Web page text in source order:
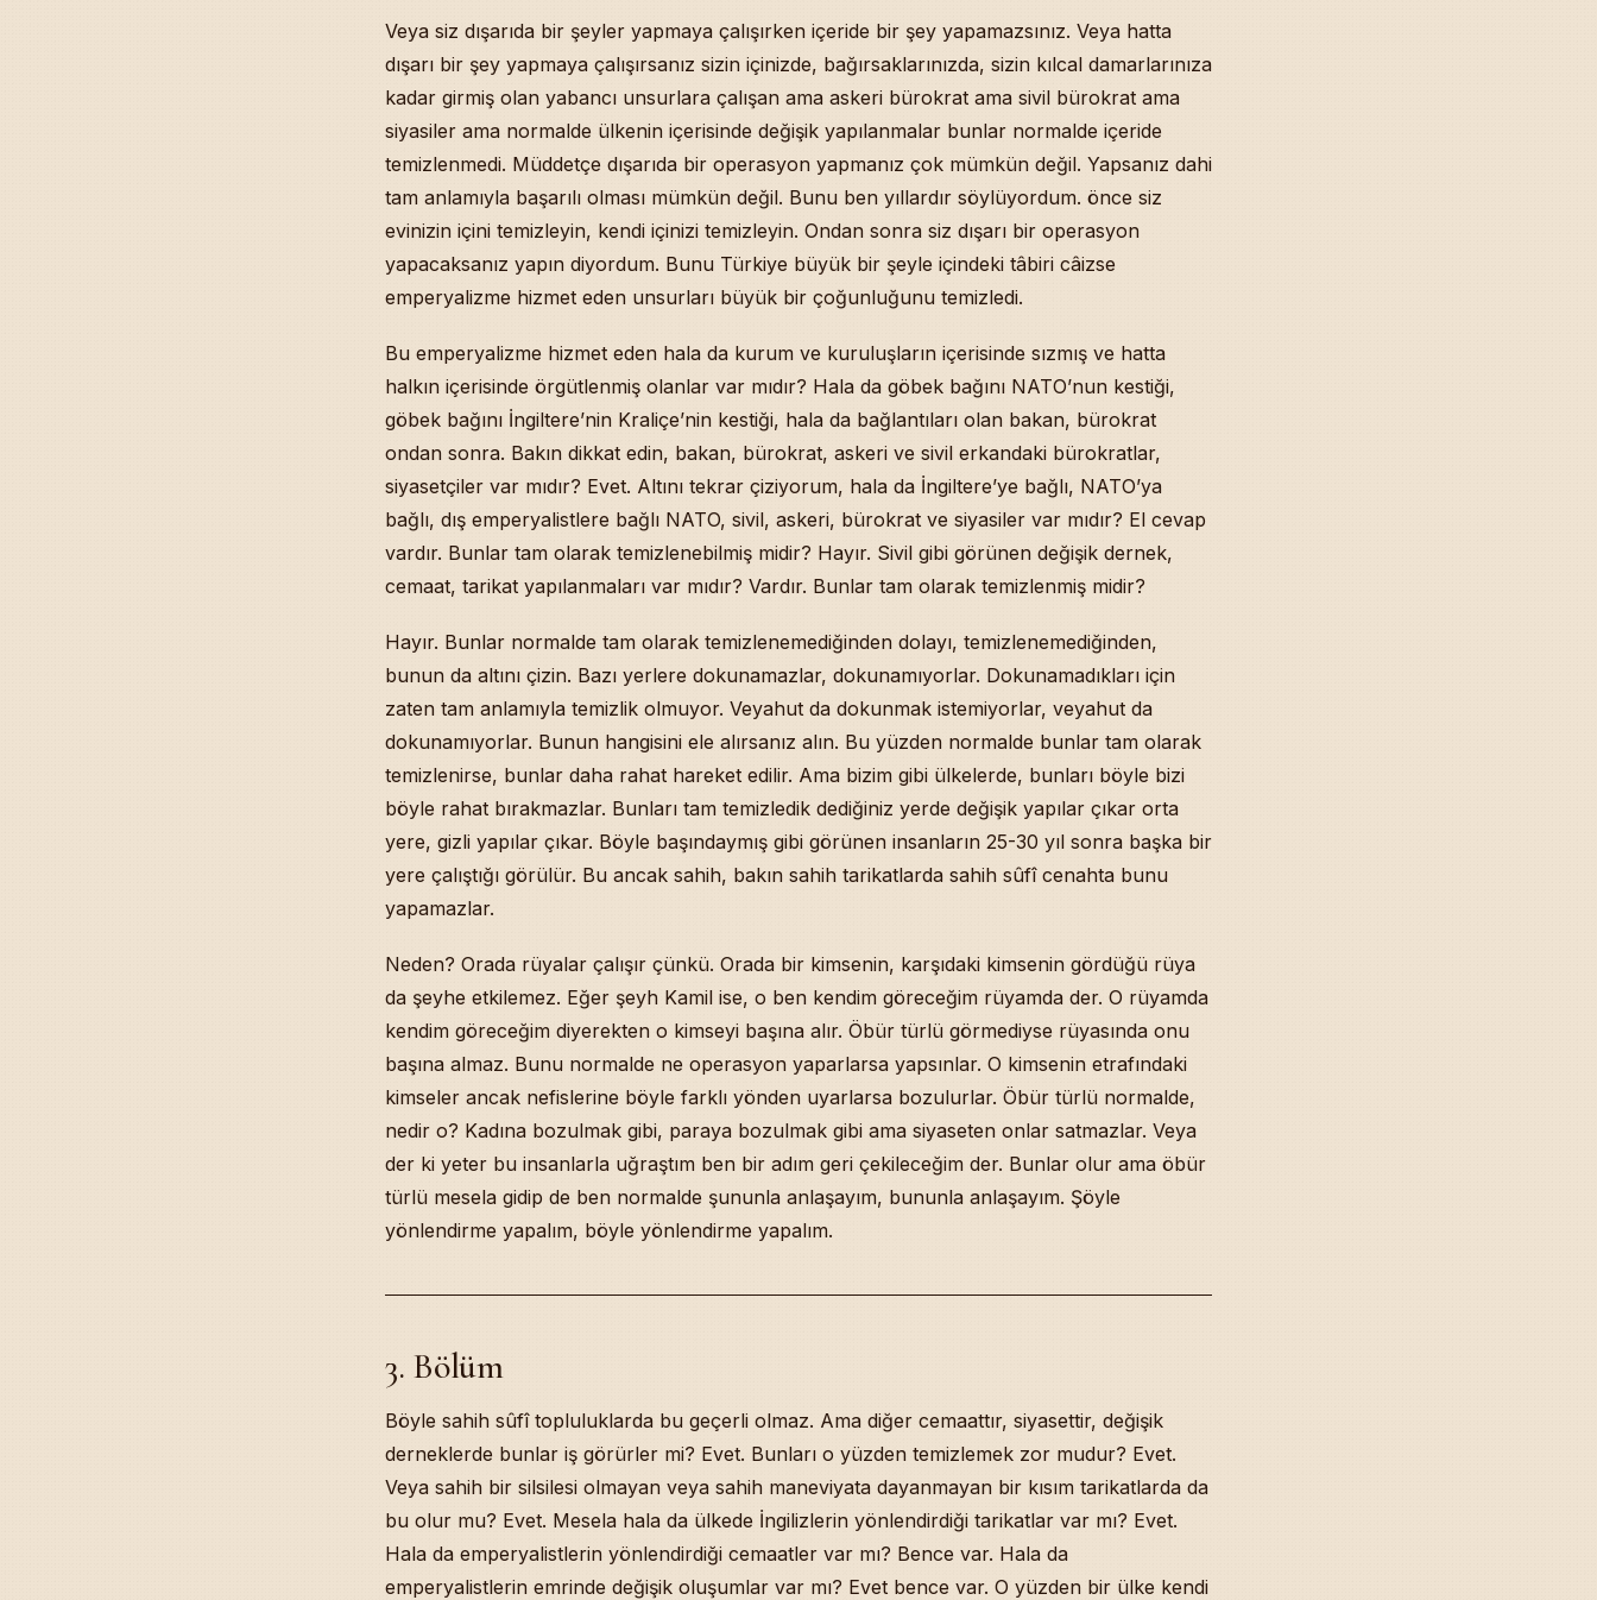
Veya siz dışarıda bir şeyler yapmaya çalışırken içeride bir şey yapamazsınız. Veya hatta
dışarı bir şey yapmaya çalışırsanız sizin içinizde, bağırsaklarınızda, sizin kılcal damarlarınıza
kadar girmiş olan yabancı unsurlara çalışan ama askeri bürokrat ama sivil bürokrat ama
siyasiler ama normalde ülkenin içerisinde değişik yapılanmalar bunlar normalde içeride
temizlenmedi. Müddetçe dışarıda bir operasyon yapmanız çok mümkün değil. Yapsanız dahi
tam anlamıyla başarılı olması mümkün değil. Bunu ben yıllardır söylüyordum. önce siz
evinizin içini temizleyin, kendi içinizi temizleyin. Ondan sonra siz dışarı bir operasyon
yapacaksanız yapın diyordum. Bunu Türkiye büyük bir şeyle içindeki tâbiri câizse
emperyalizme hizmet eden unsurları büyük bir çoğunluğunu temizledi.
Bu emperyalizme hizmet eden hala da kurum ve kuruluşların içerisinde sızmış ve hatta
halkın içerisinde örgütlenmiş olanlar var mıdır? Hala da göbek bağını NATO’nun kestiği,
göbek bağını İngiltere’nin Kraliçe’nin kestiği, hala da bağlantıları olan bakan, bürokrat
ondan sonra. Bakın dikkat edin, bakan, bürokrat, askeri ve sivil erkandaki bürokratlar,
siyasetçiler var mıdır? Evet. Altını tekrar çiziyorum, hala da İngiltere’ye bağlı, NATO’ya
bağlı, dış emperyalistlere bağlı NATO, sivil, askeri, bürokrat ve siyasiler var mıdır? El cevap
vardır. Bunlar tam olarak temizlenebilmiş midir? Hayır. Sivil gibi görünen değişik dernek,
cemaat, tarikat yapılanmaları var mıdır? Vardır. Bunlar tam olarak temizlenmiş midir?
Hayır. Bunlar normalde tam olarak temizlenemediğinden dolayı, temizlenemediğinden,
bunun da altını çizin. Bazı yerlere dokunamazlar, dokunamıyorlar. Dokunamadıkları için
zaten tam anlamıyla temizlik olmuyor. Veyahut da dokunmak istemiyorlar, veyahut da
dokunamıyorlar. Bunun hangisini ele alırsanız alın. Bu yüzden normalde bunlar tam olarak
temizlenirse, bunlar daha rahat hareket edilir. Ama bizim gibi ülkelerde, bunları böyle bizi
böyle rahat bırakmazlar. Bunları tam temizledik dediğiniz yerde değişik yapılar çıkar orta
yere, gizli yapılar çıkar. Böyle başındaymış gibi görünen insanların 25-30 yıl sonra başka bir
yere çalıştığı görülür. Bu ancak sahih, bakın sahih tarikatlarda sahih sûfî cenahta bunu
yapamazlar.
Neden? Orada rüyalar çalışır çünkü. Orada bir kimsenin, karşıdaki kimsenin gördüğü rüya
da şeyhe etkilemez. Eğer şeyh Kamil ise, o ben kendim göreceğim rüyamda der. O rüyamda
kendim göreceğim diyerekten o kimseyi başına alır. Öbür türlü görmediyse rüyasında onu
başına almaz. Bunu normalde ne operasyon yaparlarsa yapsınlar. O kimsenin etrafındaki
kimseler ancak nefislerine böyle farklı yönden uyarlarsa bozulurlar. Öbür türlü normalde,
nedir o? Kadına bozulmak gibi, paraya bozulmak gibi ama siyaseten onlar satmazlar. Veya
der ki yeter bu insanlarla uğraştım ben bir adım geri çekileceğim der. Bunlar olur ama öbür
türlü mesela gidip de ben normalde şununla anlaşayım, bununla anlaşayım. Şöyle
yönlendirme yapalım, böyle yönlendirme yapalım.
3. Bölüm
Böyle sahih sûfî topluluklarda bu geçerli olmaz. Ama diğer cemaattır, siyasettir, değişik
derneklerde bunlar iş görürler mi? Evet. Bunları o yüzden temizlemek zor mudur? Evet.
Veya sahih bir silsilesi olmayan veya sahih maneviyata dayanmayan bir kısım tarikatlarda da
bu olur mu? Evet. Mesela hala da ülkede İngilizlerin yönlendirdiği tarikatlar var mı? Evet.
Hala da emperyalistlerin yönlendirdiği cemaatler var mı? Bence var. Hala da
emperyalistlerin emrinde değişik oluşumlar var mı? Evet bence var. O yüzden bir ülke kendi